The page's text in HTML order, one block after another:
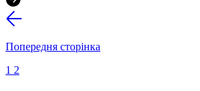
Попередня сторінка
1 2